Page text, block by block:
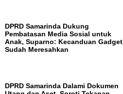
DPRD Samarinda Dukung
Pembatasan Media Sosial untuk
Anak, Suparno: Kecanduan Gadget
Sudah Meresahkan
DPRD Samarinda Dalami Dokumen